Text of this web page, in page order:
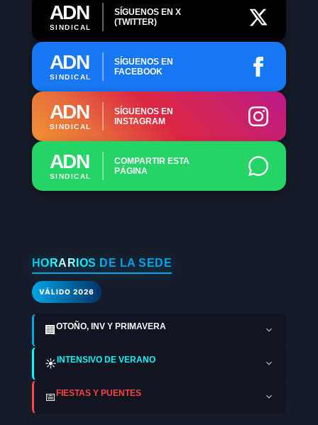
ADN
SINDICAL
SÍGUENOS EN X
(TWITTER)
ADN
SINDICAL
SÍGUENOS EN
FACEBOOK
ADN
SINDICAL
SÍGUENOS EN
INSTAGRAM
ADN
SINDICAL
COMPARTIR ESTA
PÁGINA
HORARIOS DE LA SEDE
VÁLIDO 2026
🏢OTOÑO, INV Y PRIMAVERA
☀️ INTENSIVO DE VERANO
📅 FIESTAS Y PUENTES